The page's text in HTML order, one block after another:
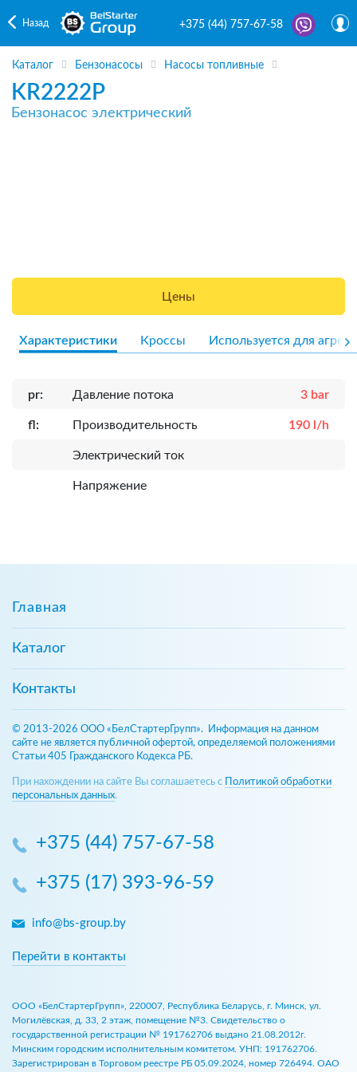
Назад +375 (44) 757-67-58
Каталог Бензонасосы Насосы топливные
KR2222P
Бензонасос электрический
Цены
Характеристики Кроссы Используется для
pr: Давление потока 3 bar
fl: Производительность 190 l/h
Электрический ток
Напряжение
Главная
Каталог
Контакты
© 2013-2026 ООО «БелСтартерГрупп». Информация на данном
сайте не является публичной офертой, определяемой положениями
Статьи 405 Гражданского Кодекса РБ.
При нахождении на сайте Вы соглашаетесь с
Политикой обработки
персональных данных.
+375 (44) 757-67-58
+375 (17) 393-96-59
info@bs-group.by
Перейти в контакты
ООО «БелСтартерГрупп», 220007, Республика Беларусь, г. Минск, ул.
Могилёвская, д. 33, 2 этаж, помещение №3. Свидетельство о
государственной регистрации № 191762706 выдано 21.08.2012г.
Минским городским исполнительным комитетом. УНП: 191762706.
Зарегистрирован в Торговом реестре РБ 05.09.2024, номер 726494. ОАО